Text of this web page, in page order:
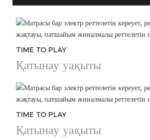
TIME TO PLAY
Қатынау уақыты
TIME TO PLAY
Қатынау уақыты